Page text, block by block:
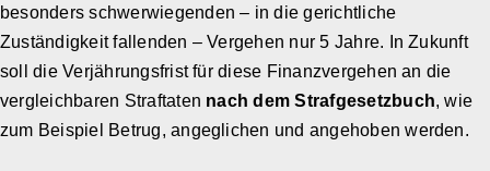
besonders schwerwiegenden – in die gerichtliche
Zuständigkeit fallenden – Vergehen nur 5 Jahre. In Zukunft
soll die Verjährungsfrist für diese Finanzvergehen an die
vergleichbaren Straftaten nach dem Strafgesetzbuch, wie
zum Beispiel Betrug, angeglichen und angehoben werden.